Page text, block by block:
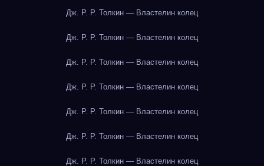
Дж. Р. Р. Толкин — Властелин колец
Дж. Р. Р. Толкин — Властелин колец
Дж. Р. Р. Толкин — Властелин колец
Дж. Р. Р. Толкин — Властелин колец
Дж. Р. Р. Толкин — Властелин колец
Дж. Р. Р. Толкин — Властелин колец
Дж. Р. Р. Толкин — Властелин колец